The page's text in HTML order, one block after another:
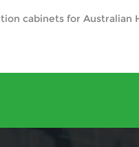
cabinets for Australian